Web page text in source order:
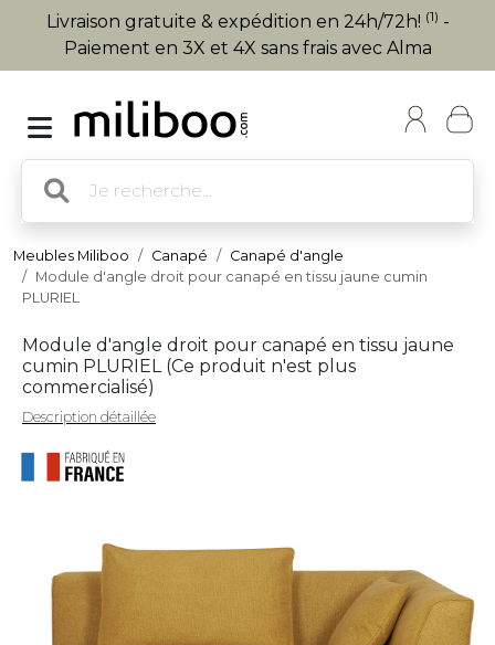
Livraison gratuite & expédition en 24h/72h! (1) -
Paiement en 3X et 4X sans frais avec Alma
Meubles Miliboo Canapé
Canapé d'angle
Module d'angle droit pour canapé en tissu jaune cumin
PLURIEL
Module d'angle droit pour canapé en tissu jaune
cumin PLURIEL (Ce produit n'est plus
commercialisé)
Description détaillée